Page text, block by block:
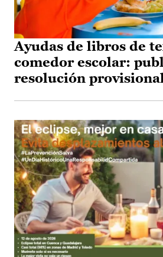
Ayudas de libros de
comedor escolar:
resolución